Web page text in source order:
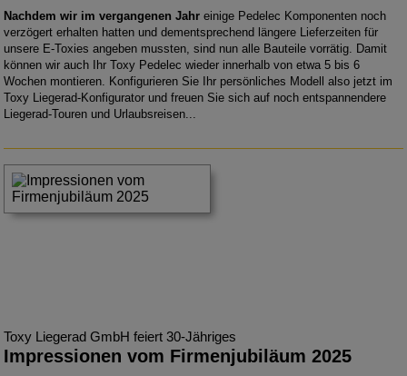
Nachdem wir im vergangenen Jahr einige Pedelec Komponenten noch
verzögert erhalten hatten und dementsprechend längere Lieferzeiten für
unsere E-Toxies angeben mussten, sind nun alle Bauteile vorrätig. Damit
können wir auch Ihr Toxy Pedelec wieder innerhalb von etwa 5 bis 6
Wochen montieren. Konfigurieren Sie Ihr persönliches Modell also jetzt im
Toxy Liegerad-Konfigurator und freuen Sie sich auf noch entspannendere
Liegerad-Touren und Urlaubsreisen...
Toxy Liegerad GmbH feiert 30-Jähriges
Impressionen vom Firmenjubiläum 2025